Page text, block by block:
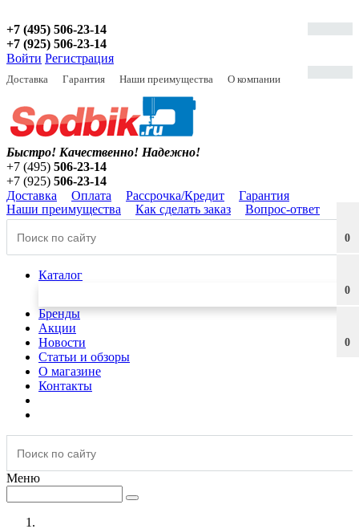
+7 (495) 506-23-14
+7 (925) 506-23-14
Войти Регистрация
Доставка Гарантия Наши преимущества О компании
0
0
0
Быстро! Качественно! Надежно!
+7 (495) 506-23-14
+7 (925) 506-23-14
Доставка
Оплата Рассрочка/Кредит
Гарантия
Наши преимущества
Как сделать заказ Вопрос-ответ
Каталог
Бренды
Акции
Новости
Статьи и обзоры
О магазине
Контакты
Меню